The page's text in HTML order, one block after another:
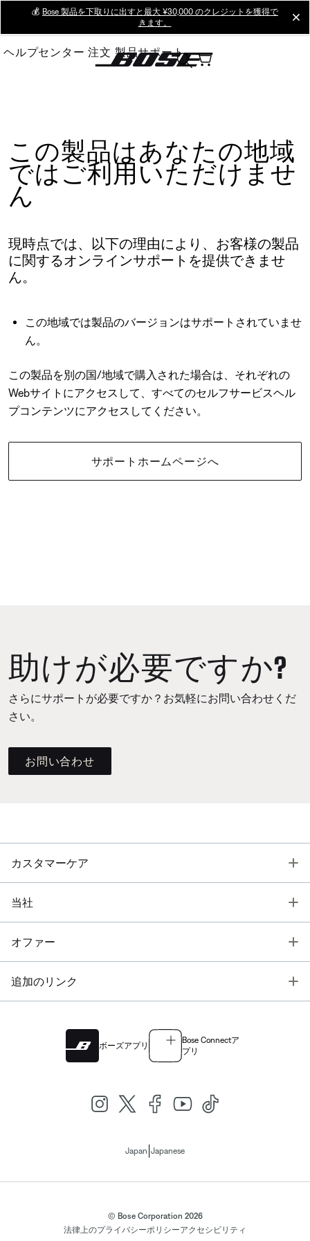
Main
💰 Bose 製品を下取りに出すと最大 ¥30,000 のクレジットを獲得で
きます。
ヘルプセンター 注文 製品サポート
この製品はあなたの地域
ではご利用いただけませ
ん
現時点では、以下の理由により、お客様の製品
に関するオンラインサポートを提供できませ
ん。
この地域では製品のバージョンはサポートされていませ
ん。
この製品を別の国/地域で購入された場合は、それぞれの
Webサイトにアクセスして、すべてのセルフサービスヘル
プコンテンツにアクセスしてください。
サポートホームページへ
助けが必要ですか?
さらにサポートが必要ですか？お気軽にお問い合わせくだ
さい。
お問い合わせ
カスタマーケア
当社
オファー
追加のリンク
ボーズアプリ
Bose Connectア
プリ
Japan Japanese
© Bose Corporation 2026
法律上のプライバシーポリシーアクセシビリティ